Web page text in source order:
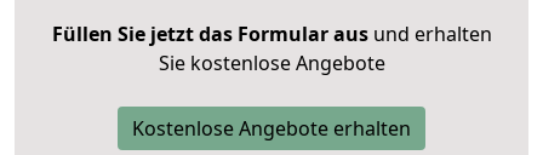
Füllen Sie jetzt das Formular ausund erhalten
Sie kostenlose Angebote
Kostenlose Angebote erhalten